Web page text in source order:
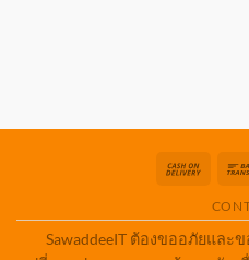
Cash
SawaddeeIT ต้องขออภัยและ